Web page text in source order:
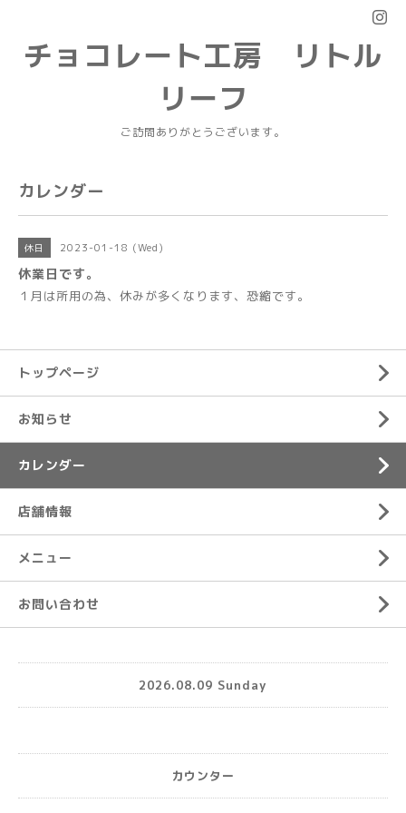
チョコレート工房 リトル
リーフ
ご訪問ありがとうございます。
カレンダー
休日 2023-01-18 (Wed)
休業日です。
１月は所用の為、休みが多くなります、恐縮です。
トップページ
お知らせ
カレンダー
店舗情報
メニュー
お問い合わせ
2026.08.09 Sunday
カウンター